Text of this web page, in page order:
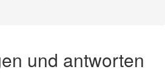
und antworten